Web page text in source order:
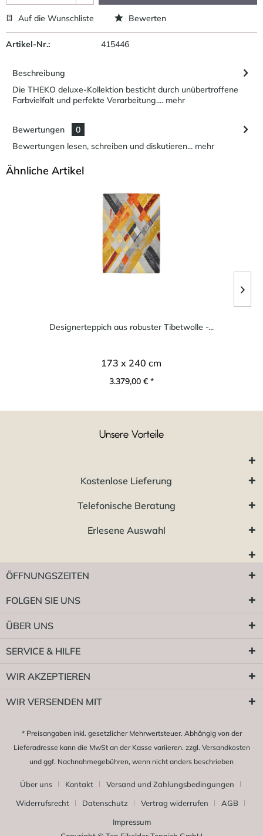
Auf die Wunschliste Bewerten
Artikel-Nr.: 415446
Beschreibung
Die THEKO deluxe-Kollektion besticht durch unübertroffene
Farbvielfalt und perfekte Verarbeitung.... mehr
Bewertungen
0
Bewertungen lesen, schreiben und diskutieren... mehr
Ähnliche Artikel
Designerteppich aus robuster Tibetwolle -...
173 x 240 cm
3.379,00 € *
Unsere Vorteile
Kostenlose Lieferung
Telefonische Beratung
Erlesene Auswahl
ÖFFNUNGSZEITEN
FOLGEN SIE UNS
ÜBER UNS
SERVICE & HILFE
WIR AKZEPTIEREN
WIR VERSENDEN MIT
* Preisangaben inkl. gesetzlicher Mehrwertsteuer. Abhängig von der
Lieferadresse kann die MwSt an der Kasse variieren. zzgl. Versandkosten
und ggf. Nachnahmegebühren, wenn nicht anders beschrieben
Über uns Kontakt
Versand und Zahlungsbedingungen
Widerrufsrecht
Datenschutz Vertrag widerrufen
AGB
Impressum